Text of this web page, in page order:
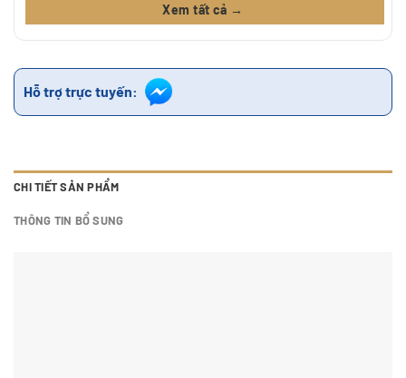
Xem tất cả →
Hỗ trợ trực tuyến:
CHI TIẾT SẢN PHẨM
THÔNG TIN BỔ SUNG